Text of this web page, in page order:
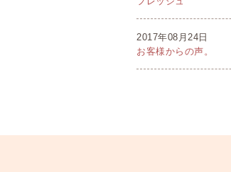
2017年08月24日
お客様からの声。